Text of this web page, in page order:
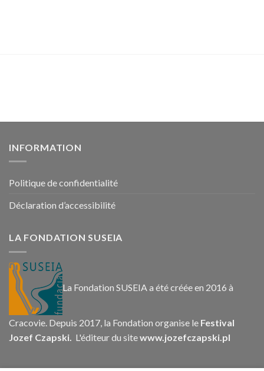
INFORMATION
Politique de confidentialité
Déclaration d’accessibilité
LA FONDATION SUSEIA
La Fondation SUSEIA a été créée en 2016 à
Cracovie. Depuis 2017, la Fondation organise le Festival
Jozef Czapski. L'éditeur du sitewww.jozefczapski.pl